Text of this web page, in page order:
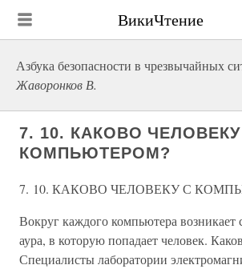
ВикиЧтение
Азбука безопасности в чрезвычайных
Жаворонков В.
7. 10. КАКОВО
КОМПЬЮТЕРОМ?
7. 10. КАКОВО ЧЕЛОВЕКУ С
Вокруг каждого компьютера возникает
аура, в которую попадает человек.
Специалисты лаборатории